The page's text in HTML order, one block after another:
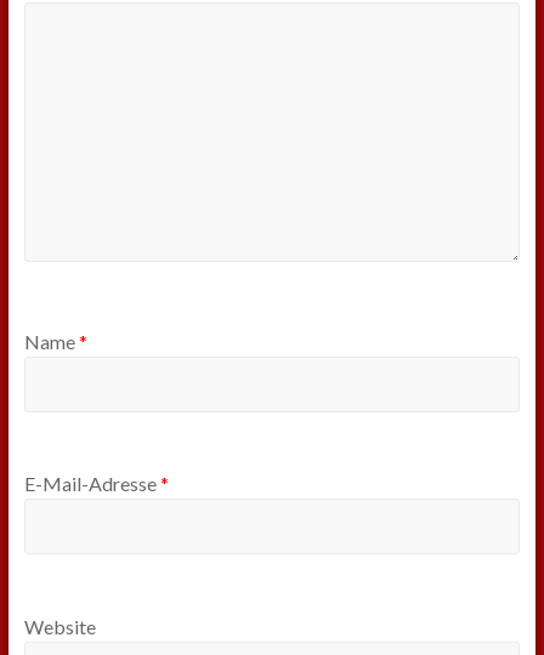
Name*
E-Mail-Adresse*
Website